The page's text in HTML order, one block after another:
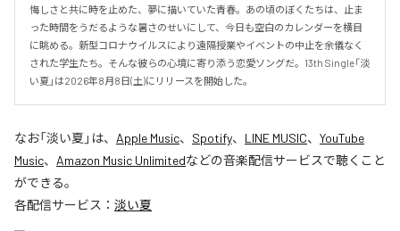
悔しさと共に時を止めた、夢に描いていた青春。あの頃のぼくたちは、止ま
った時間をうだるような暑さのせいにして、今日も空白のカレンダーを横目
に眺める。新型コロナウイルスにより遠隔授業やイベントの中止を余儀なく
された学生たち。そんな彼らの心境に寄り添う恋愛ソングだ。13th Single「淡
い夏」は2026年8月8日(土)にリリースを開始した。
なお「淡い夏 」は、 Apple Music、 Spotify、 LINE MUSIC、 YouTube
Music、 Amazon Music Unlimitedなどの音楽配信サービスで聴くこと
ができる。
各配信サービス： 淡い夏